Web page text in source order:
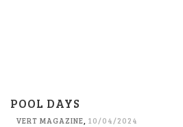
POOL DAYS
VERT MAGAZINE, 10/04/2024